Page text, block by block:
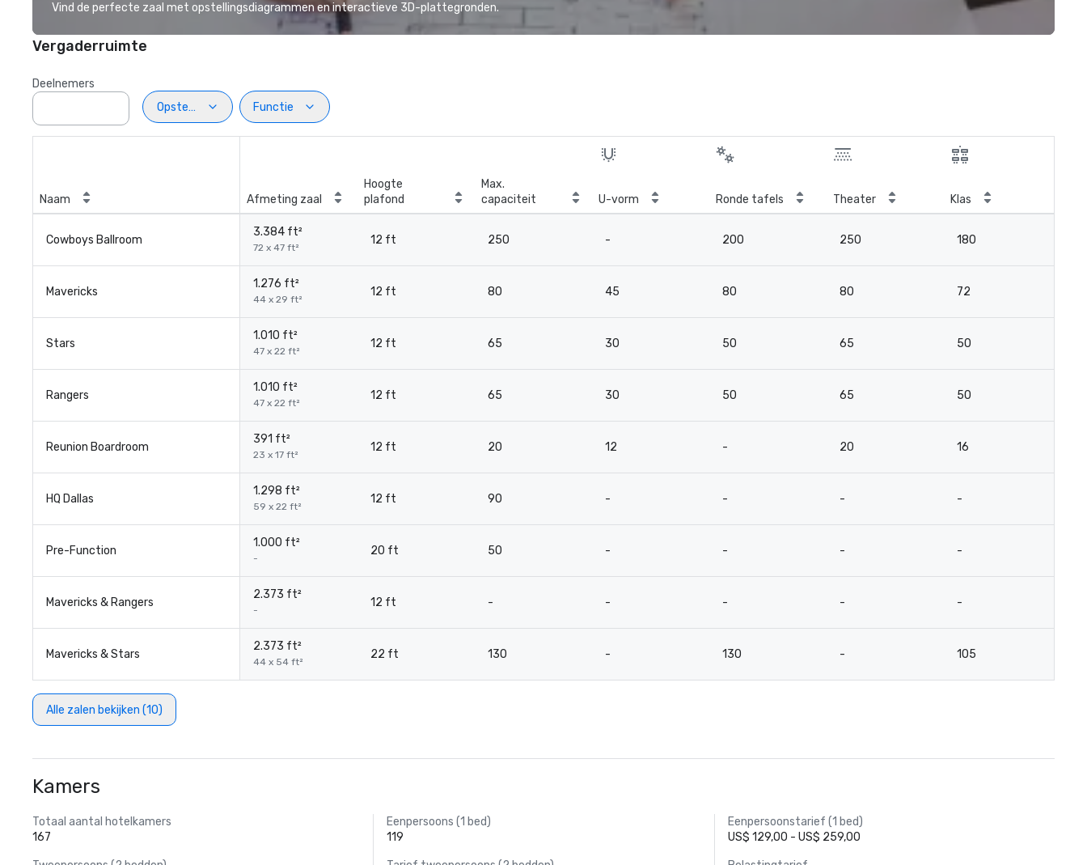
Vind de perfecte zaal met opstellingsdiagrammen en interactieve 3D-plattegronden.
Vergaderruimte
Deelnemers
Opstelling
Functie
Naam Afmeting zaal
Hoogte
plafond
Max.
capaciteit
U-vorm Ronde tafels Theater Klas
Cowboys Ballroom
3.384 ft²
72 x 47 ft²
12 ft 250 - 200 250 180
Mavericks
1.276 ft²
44 x 29 ft²
12 ft 80 45 80 80 72
Stars
1.010 ft²
47 x 22 ft²
12 ft 65 30 50 65 50
Rangers
1.010 ft²
47 x 22 ft²
12 ft 65 30 50 65 50
Reunion Boardroom
391 ft²
23 x 17 ft²
12 ft 20 12 - 20 16
HQ Dallas
1.298 ft²
59 x 22 ft²
12 ft 90 - - - -
Pre-Function
1.000 ft²
-
20 ft 50 - - - -
Mavericks & Rangers
2.373 ft²
-
12 ft - - - - -
Mavericks & Stars
2.373 ft²
44 x 54 ft²
22 ft 130 - 130 - 105
Alle zalen bekijken (10)
Kamers
Totaal aantal hotelkamers
167
Eenpersoons (1 bed)
119
Eenpersoonstarief (1 bed)
US$ 129,00 - US$ 259,00